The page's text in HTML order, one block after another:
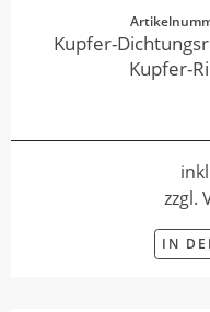
Kupfer-
Kupfer-
zzgl.
IN